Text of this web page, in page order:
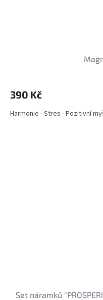
390 Kč
Harmonie - Stres - Pozitivní
Set náramků